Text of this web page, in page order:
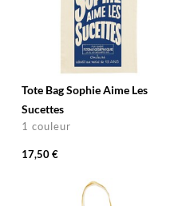
Tote Bag Sophie Aime Les
Sucettes
1 couleur
17,50 €